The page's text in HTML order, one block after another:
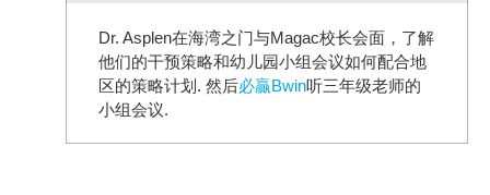
Dr. Asplen在海湾之门与Magac校长会面，了解
他们的干预策略和幼儿园小组会议如何配合地
区的策略计划. 然后必贏Bwin听三年级老师的
小组会议.